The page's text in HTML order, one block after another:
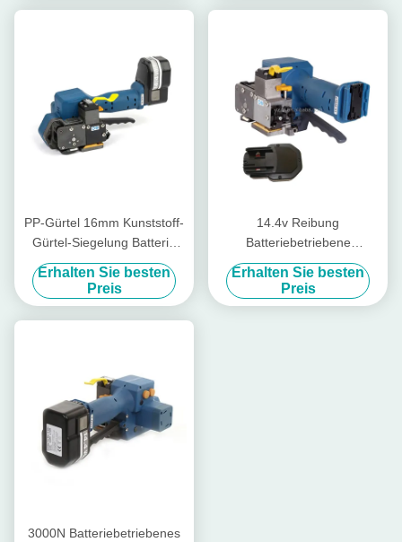
Paletten-Strapp
PP-Gürtel 16mm Kunststoff-
Gürtel-Siegelung Batterie
Spannungsanlage
Wiederaufladbare Pp-Gürtel
Verpackungsmaschine
Erhalten Sie besten
Preis
14.4v Reibung
Batteriebetriebene
Kunststoff-Gurtwerkzeug
Schweißkraft
Handgurtwerkzeug
Erhalten Sie besten
Preis
3000N Batteriebetriebenes